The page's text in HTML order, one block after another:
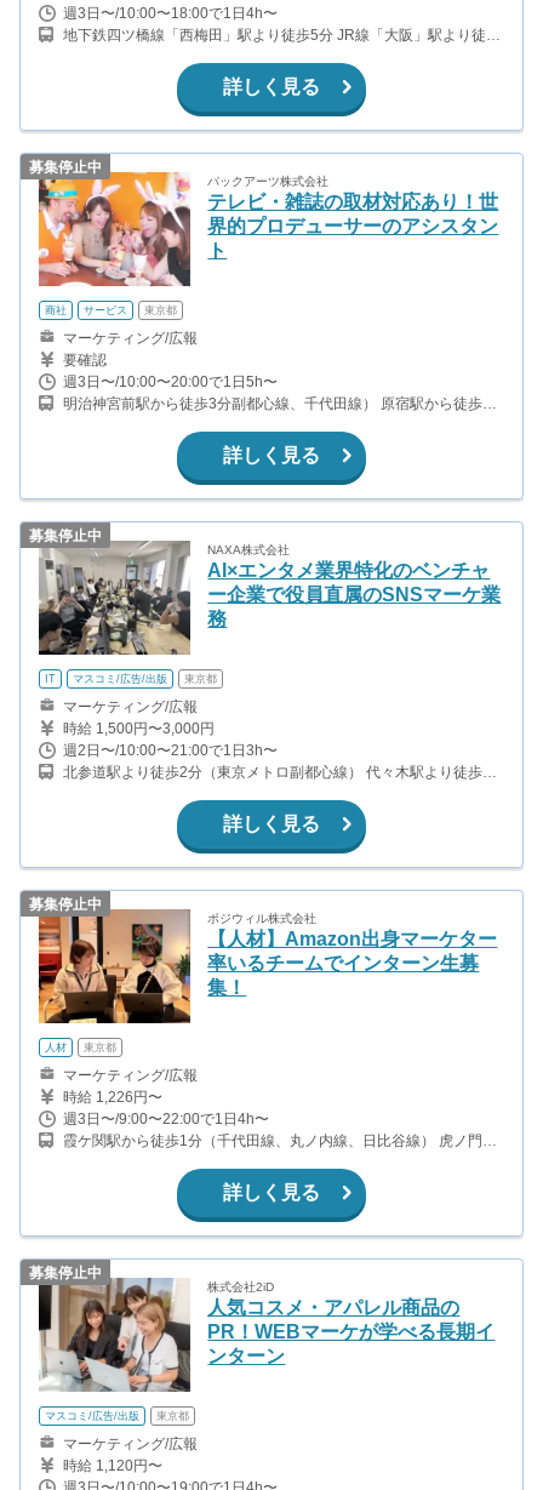
週3日〜/10:00〜18:00で1日4h〜
地下鉄四ツ橋線「西梅田」駅より徒歩5分 JR線「大阪」駅より徒歩
詳しく見る
募集停止中
パックアーツ株式会社
テレビ・雑誌の取材対応あり！世
界的プロデューサーのアシスタン
ト
商社 サービス 東京都
マーケティング/広報
要確認
週3日〜/10:00〜20:00で1日5h〜
明治神宮前駅から徒歩3分副都心線、千代田線） 原宿駅から徒歩6
詳しく見る
募集停止中
NAXA株式会社
AI×エンタメ業界特化のベンチャ
ー企業で役員直属のSNSマーケ業
務
IT マスコミ/広告/出版 東京都
マーケティング/広報
時給 1,500円〜3,000円
週2日〜/10:00〜21:00で1日3h〜
北参道駅より徒歩2分（東京メトロ副都心線） 代々木駅より徒歩8
詳しく見る
募集停止中
ポジウィル株式会社
【人材】Amazon出身マーケター
率いるチームでインターン生募
集！
人材 東京都
マーケティング/広報
時給 1,226円〜
週3日〜/9:00〜22:00で1日4h〜
霞ケ関駅から徒歩1分（千代田線、丸ノ内線、日比谷線） 虎ノ門駅
詳しく見る
募集停止中
株式会社2iD
人気コスメ・アパレル商品の
PR！WEBマーケが学べる長期イ
ンターン
マスコミ/広告/出版 東京都
マーケティング/広報
時給 1,120円〜